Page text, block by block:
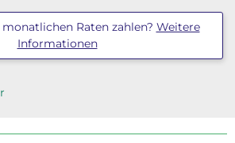
Raten zahlen? Weitere
Informationen